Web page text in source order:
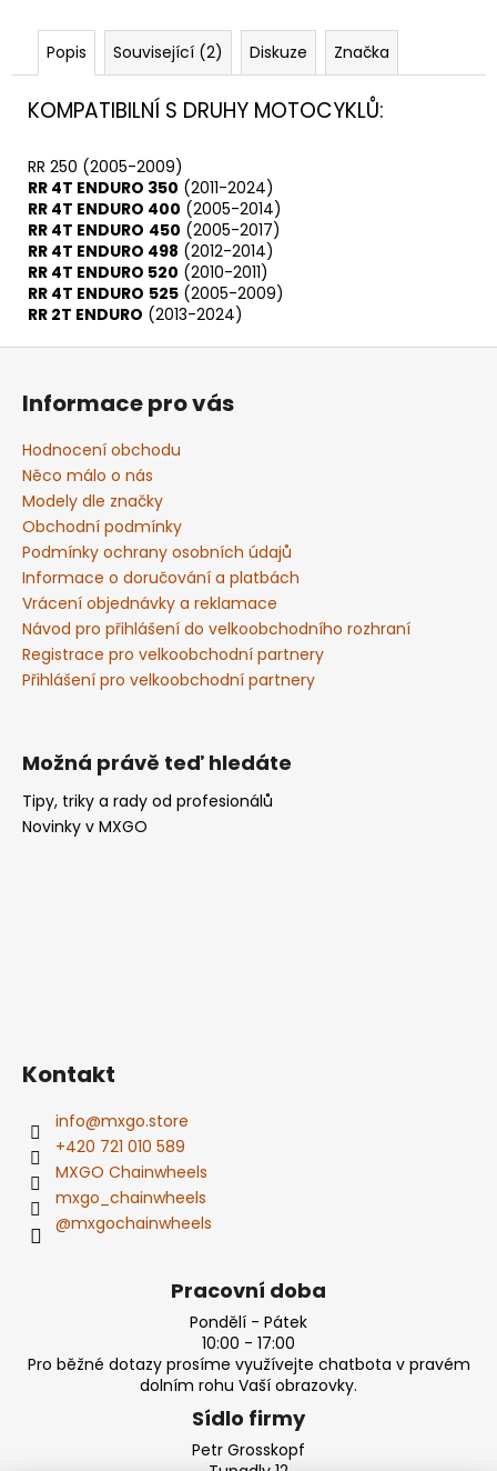
Popis Související (2) Diskuze Značka
KOMPATIBILNÍ S DRUHY MOTOCYKLŮ:
RR 250 (2005-2009)
RR 4T ENDURO 350 (2011-2024)
RR 4T ENDURO 400 (2005-2014)
RR 4T ENDURO 450 (2005-2017)
RR 4T ENDURO 498 (2012-2014)
RR 4T ENDURO 520 (2010-2011)
RR 4T ENDURO 525 (2005-2009)
RR 2T ENDURO (2013-2024)
Z
Informace pro vás
Hodnocení obchodu
Něco málo o nás
Modely dle značky
Obchodní podmínky
Podmínky ochrany osobních údajů
Informace o doručování a platbách
Vrácení objednávky a reklamace
Návod pro přihlášení do velkoobchodního rozhraní
Registrace pro velkoobchodní partnery
Přihlášení pro velkoobchodní partnery
Možná právě teď hledáte
Tipy, triky a rady od profesionálů
Novinky v MXGO
Kontakt
info@mxgo.store
+420 721 010 589
MXGO Chainwheels
mxgo_chainwheels
@mxgochainwheels
Pracovní doba
Pondělí - Pátek
10:00 - 17:00
Pro běžné dotazy prosíme využívejte chatbota v pravém
dolním rohu Vaší obrazovky.
Sídlo firmy
Petr Grosskopf